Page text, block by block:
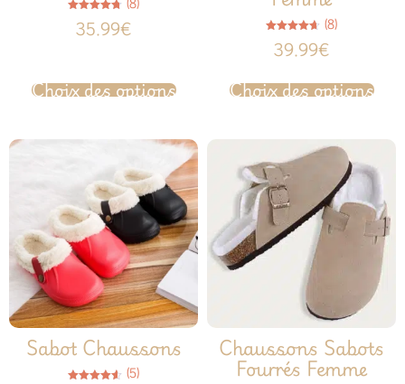
4.75
sur 5
35.99€
Choix des options
4.63
sur 5
(8)
39.99€
Choix des options
Sabot Chaussons
(5)
Chaussons Sabots
Fourrés Femme